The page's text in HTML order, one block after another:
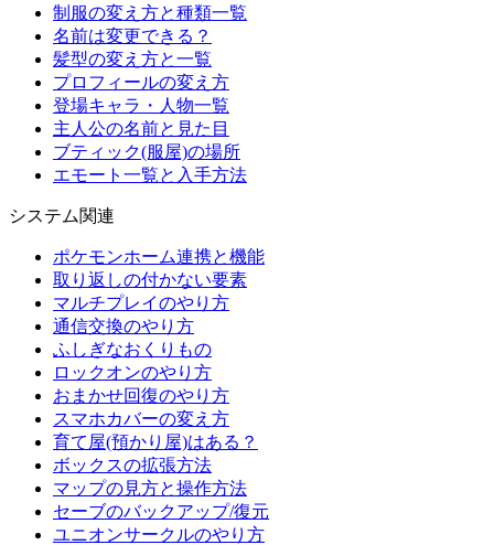
制服の変え方と種類一覧
名前は変更できる？
髪型の変え方と一覧
プロフィールの変え方
登場キャラ・人物一覧
主人公の名前と見た目
ブティック(服屋)の場所
エモート一覧と入手方法
システム関連
ポケモンホーム連携と機能
取り返しの付かない要素
マルチプレイのやり方
通信交換のやり方
ふしぎなおくりもの
ロックオンのやり方
おまかせ回復のやり方
スマホカバーの変え方
育て屋(預かり屋)はある？
ボックスの拡張方法
マップの見方と操作方法
セーブのバックアップ/復元
ユニオンサークルのやり方